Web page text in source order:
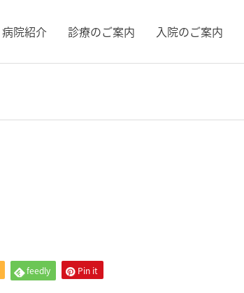
病院紹介 診療のご案内 ⼊院のご案内
feedly Pin it